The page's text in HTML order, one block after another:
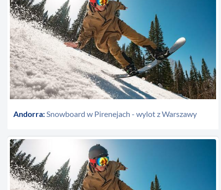
Andorra: Snowboard w Pirenejach - wylot z Warszawy